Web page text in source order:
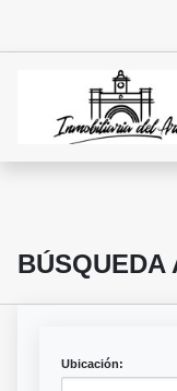
BÚSQUEDA
Ubicación: